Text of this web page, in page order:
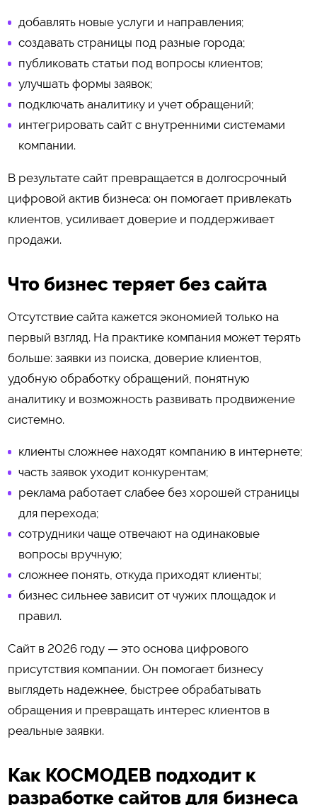
добавлять новые услуги и направления;
создавать страницы под разные города;
публиковать статьи под вопросы клиентов;
улучшать формы заявок;
подключать аналитику и учет обращений;
интегрировать сайт с внутренними системами
компании.
В результате сайт превращается в долгосрочный
цифровой актив бизнеса: он помогает привлекать
клиентов, усиливает доверие и поддерживает
продажи.
Что бизнес теряет без сайта
Отсутствие сайта кажется экономией только на
первый взгляд. На практике компания может терять
больше: заявки из поиска, доверие клиентов,
удобную обработку обращений, понятную
аналитику и возможность развивать продвижение
системно.
клиенты сложнее находят компанию в интернете;
часть заявок уходит конкурентам;
реклама работает слабее без хорошей страницы
для перехода;
сотрудники чаще отвечают на одинаковые
вопросы вручную;
сложнее понять, откуда приходят клиенты;
бизнес сильнее зависит от чужих площадок и
правил.
Сайт в 2026 году — это основа цифрового
присутствия компании. Он помогает бизнесу
выглядеть надежнее, быстрее обрабатывать
обращения и превращать интерес клиентов в
реальные заявки.
Как КОСМОДЕВ подходит к
разработке сайтов для бизнеса